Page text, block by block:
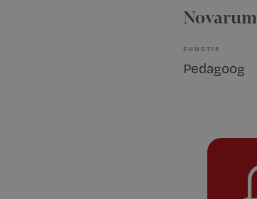
Novarum
FUNCTIE
Pedagoog